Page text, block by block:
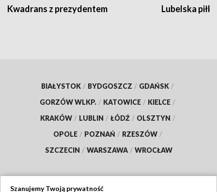
Kwadrans z prezydentem Lubelska piłka
BIAŁYSTOK / BYDGOSZCZ / GDAŃSK /
GORZÓW WLKP. / KATOWICE / KIELCE /
KRAKÓW / LUBLIN / ŁÓDŹ / OLSZTYN /
OPOLE / POZNAŃ / RZESZÓW /
SZCZECIN / WARSZAWA / WROCŁAW
Szanujemy Twoją prywatność